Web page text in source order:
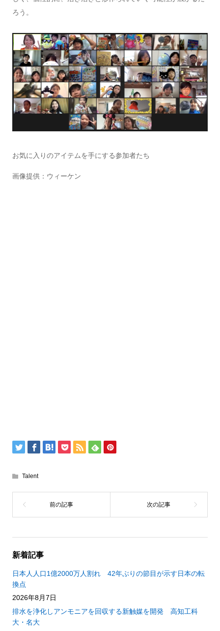
ろう。
お気に入りのアイテムを手にする参加者たち
画像提供：ウィーケン
Talent
新着記事
日本人人口1億2000万人割れ 42年ぶりの節目が示す日本の転
換点
2026年8月7日
排水を浄化しアンモニアを回収する新触媒を開発 高知工科
大・名大